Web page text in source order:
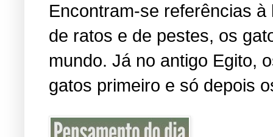
Encontram-se referências
de ratos e de pestes, os
mundo. Já no antigo Egito,
gatos primeiro e só depois